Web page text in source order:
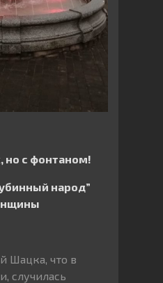
но с фонтаном!
народ”
Шацка, что в
случилась